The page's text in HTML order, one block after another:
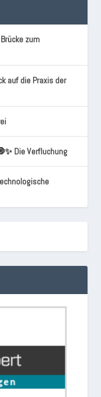
zum
auf die Praxis der
Die Verfluchung